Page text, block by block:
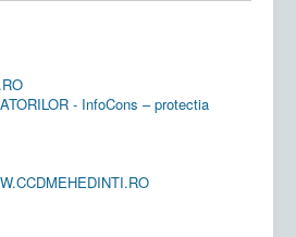
- InfoCons – protectia